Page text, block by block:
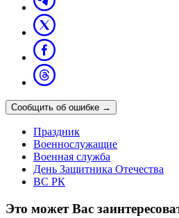
Сообщить об ошибке →
Праздник
Военнослужащие
Военная служба
День Защитника Отечества
ВС РК
Это может Вас